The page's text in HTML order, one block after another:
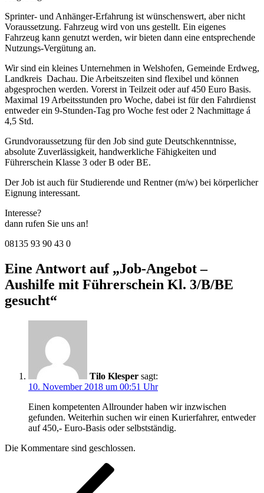
Sprinter- und Anhänger-Erfahrung ist wünschenswert, aber nicht
Voraussetzung. Fahrzeug wird von uns gestellt. Ein eigenes
Fahrzeug kann genutzt werden, wir bieten dann eine entsprechende
Nutzungs-Vergütung an.
Wir sind ein kleines Unternehmen in Welshofen, Gemeinde Erdweg,
Landkreis Dachau. Die Arbeitszeiten sind flexibel und können
abgesprochen werden. Vorerst in Teilzeit oder auf 450 Euro Basis.
Maximal 19 Arbeitsstunden pro Woche, dabei ist für den Fahrdienst
entweder ein 9-Stunden-Tag pro Woche fest oder 2 Nachmittage á
4,5 Std.
Grundvoraussetzung für den Job sind gute Deutschkenntnisse,
absolute Zuverlässigkeit, handwerkliche Fähigkeiten und
Führerschein Klasse 3 oder B oder BE.
Der Job ist auch für Studierende und Rentner (m/w) bei körperlicher
Eignung interessant.
Interesse?
dann rufen Sie uns an!
08135 93 90 43 0
Eine Antwort auf „Job-Angebot –
Aushilfe mit Führerschein Kl. 3/B/BE
gesucht“
Tilo Klesper sagt:
10. November 2018 um 00:51 Uhr
Einen kompetenten Allrounder haben wir inzwischen
gefunden. Weiterhin suchen wir einen Kurierfahrer, entweder
auf 450,- Euro-Basis oder selbstständig.
Die Kommentare sind geschlossen.
Beitragsnavigation